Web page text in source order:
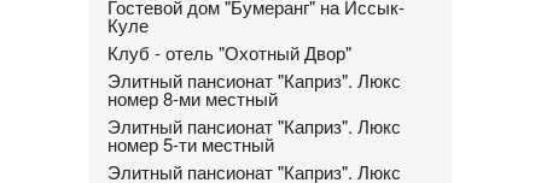
Гостевой дом "Бумеранг" на Иссык-
Куле
Клуб - отель "Охотный Двор"
Элитный пансионат "Каприз". Люкс
номер 8-ми местный
Элитный пансионат "Каприз". Люкс
номер 5-ти местный
Элитный пансионат "Каприз". Люкс